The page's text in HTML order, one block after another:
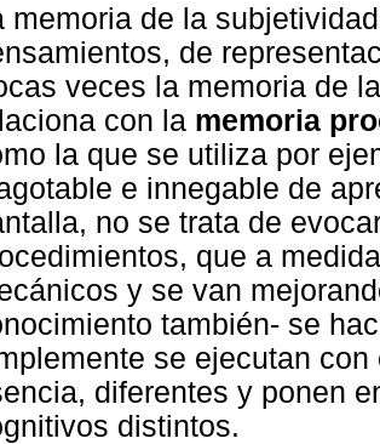
memoria de la
de
veces la memoria de
con la memoria
la que se utiliza por
e innegable de
no se trata de
que a
y se van
también- se
se ejecutan
diferentes y ponen
distintos.